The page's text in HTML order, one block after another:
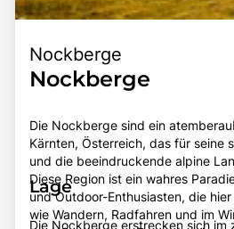
Nockberge
Nockberge
Die Nockberge sind ein
Kärnten, Österreich, das für seine
und die beeindruckende alpine
Diese Region ist ein wahres
und Outdoor-Enthusiasten, die
wie Wandern, Radfahren und im
Lage
Die Nockberge erstrecken sich im